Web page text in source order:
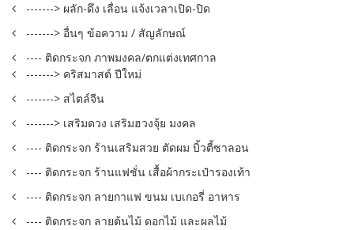
-------> ผลัก-ดึง เลื่อน แจ้งเวลาเปิด-ปิด
-------> อื่นๆ ข้อความ / สัญลักษณ์
---- ติดกระจก ภาพมงคล/ตกแต่งเทศกาล
-------> คริสมาสต์ ปีใหม่
-------> สไตล์จีน
-------> เสริมดวง เสริมฮวงจุ้ย มงคล
---- ติดกระจก ร้านเสริมสวย ตัดผม บิ้วตี้ซาลอน
---- ติดกระจก ร้านแฟชั่น เสื้อผ้ากระเป๋ารองเท้า
---- ติดกระจก ลายกาแฟ ขนม เบเกอรี่ อาหาร
---- ติดกระจก ลายต้นไม้ ดอกไม้ และผลไม้